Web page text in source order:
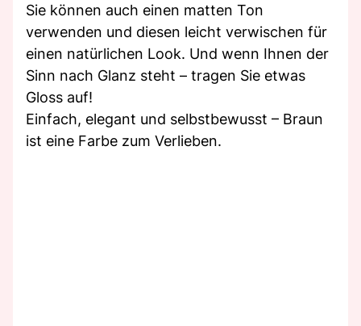
Sie können auch einen matten Ton
verwenden und diesen leicht verwischen für
einen natürlichen Look. Und wenn Ihnen der
Sinn nach Glanz steht – tragen Sie etwas
Gloss auf!
Einfach, elegant und selbstbewusst – Braun
ist eine Farbe zum Verlieben.